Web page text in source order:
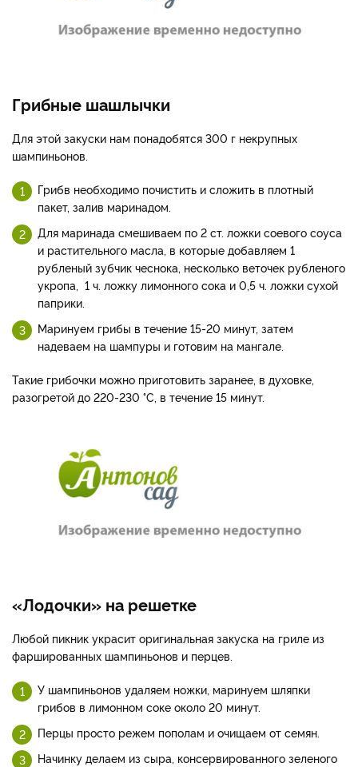
Грибные шашлычки
Для этой закуски нам понадобятся 300 г некрупных
шампиньонов.
Грибв необходимо почистить и сложить в плотный
пакет, залив маринадом.
Для маринада смешиваем по 2 ст. ложки соевого соуса
и растительного масла, в которые добавляем 1
рубленый зубчик чеснока, несколько веточек рубленого
укропа, 1 ч. ложку лимонного сока и 0,5 ч. ложки сухой
паприки.
Маринуем грибы в течение 15-20 минут, затем
надеваем на шампуры и готовим на мангале.
Такие грибочки можно приготовить заранее, в духовке,
разогретой до 220-230 °С, в течение 15 минут.
«Лодочки» на решетке
Любой пикник украсит оригинальная закуска на гриле из
фаршированных шампиньонов и перцев.
У шампиньонов удаляем ножки, маринуем шляпки
грибов в лимонном соке около 20 минут.
Перцы просто режем пополам и очищаем от семян.
Начинку делаем из сыра, консервированного зеленого